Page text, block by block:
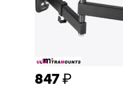
‍847‍₽